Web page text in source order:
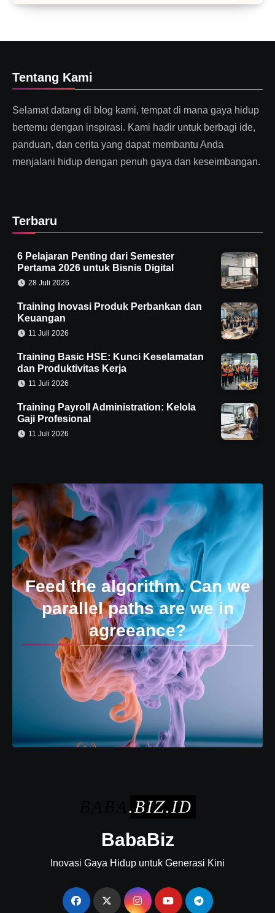
Tentang Kami
Selamat datang di blog kami, tempat di mana gaya hidup
bertemu dengan inspirasi. Kami hadir untuk berbagi ide,
panduan, dan cerita yang dapat membantu Anda
menjalani hidup dengan penuh gaya dan keseimbangan.
Terbaru
6 Pelajaran Penting dari Semester
Pertama 2026 untuk Bisnis Digital
28 Juli 2026
Training Inovasi Produk Perbankan dan
Keuangan
11 Juli 2026
Training Basic HSE: Kunci Keselamatan
dan Produktivitas Kerja
11 Juli 2026
Training Payroll Administration: Kelola
Gaji Profesional
11 Juli 2026
Feed the algorithm. Can we
parallel paths are we in
agreeance?
BabaBiz
Inovasi Gaya Hidup untuk Generasi Kini